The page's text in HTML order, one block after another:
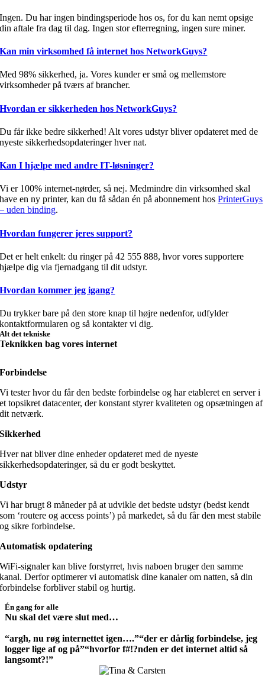
Ingen. Du har ingen bindingsperiode hos os, for du kan nemt opsige
din aftale fra dag til dag. Ingen stor efterregning, ingen sure miner.
Kan min virksomhed få internet hos NetworkGuys?
Med 98% sikkerhed, ja. Vores kunder er små og mellemstore
virksomheder på tværs af brancher.
Hvordan er sikkerheden hos NetworkGuys?
Du får ikke bedre sikkerhed! Alt vores udstyr bliver opdateret med de
nyeste sikkerhedsopdateringer hver nat.
Kan I hjælpe med andre IT-løsninger?
Vi er 100% internet-nørder, så nej. Medmindre din virksomhed skal
have en ny printer, kan du få sådan én på abonnement hosPrinterGuys
– uden binding.
Hvordan fungerer jeres support?
Det er helt enkelt: du ringer på 42 555 888, hvor vores supportere
hjælpe dig via fjernadgang til dit udstyr.
Hvordan kommer jeg igang?
Du trykker bare på den store knap til højre nedenfor, udfylder
kontaktformularen og så kontakter vi dig.
Alt det tekniske
Teknikken bag vores internet
Forbindelse
Vi tester hvor du får den bedste forbindelse og har etableret en server i
et topsikret datacenter, der konstant styrer kvaliteten og opsætningen af
dit netværk.
Sikkerhed
Hver nat bliver dine enheder opdateret med de nyeste
sikkerhedsopdateringer, så du er godt beskyttet.
Udstyr
Vi har brugt 8 måneder på at udvikle det bedste udstyr (bedst kendt
som ‘routere og access points’) på markedet, så du får den mest stabile
og sikre forbindelse.
Automatisk opdatering
WiFi-signaler kan blive forstyrret, hvis naboen bruger den samme
kanal. Derfor optimerer vi automatisk dine kanaler om natten, så din
forbindelse forbliver stabil og hurtig.
Én gang for alle
Nu skal det være slut med…
“argh, nu røg internettet igen….”“der er dårlig forbindelse, jeg
logger lige af og på”“hvorfor f#!?nden er det internet altid så
langsomt?!”